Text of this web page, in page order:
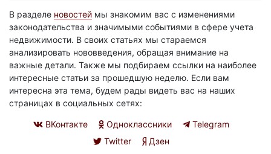
В разделе новостей мы знакомим вас с изменениями
законодательства и значимыми событиями в сфере учета
недвижимости. В своих статьях мы стараемся
анализировать нововведения, обращая внимание на
важные детали. Также мы подбираем ссылки на наиболее
интересные статьи за прошедшую неделю. Если вам
интересна эта тема, будем рады видеть вас на наших
страницах в социальных сетях:
ВКонтакте Одноклассники
Telegram
Twitter
Дзен